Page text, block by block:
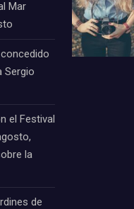
Mar
Sergio
el Festival
la
de